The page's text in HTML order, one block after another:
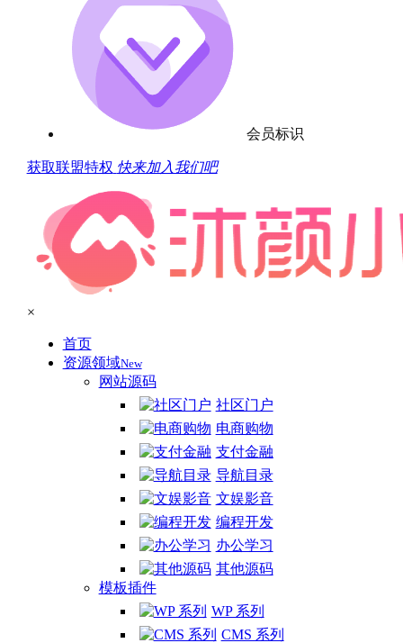
会员标识
获取联盟特权 快来加入我们吧
×
首页
资源领域New
网站源码
社区门户
电商购物
支付金融
导航目录
文娱影音
编程开发
办公学习
其他源码
模板插件
WP 系列
CMS 系列